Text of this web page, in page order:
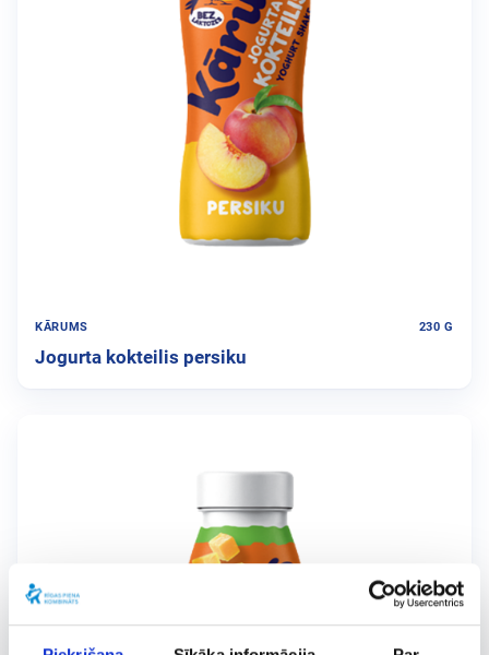
KĀRUMS 230 G
Jogurta kokteilis persiku